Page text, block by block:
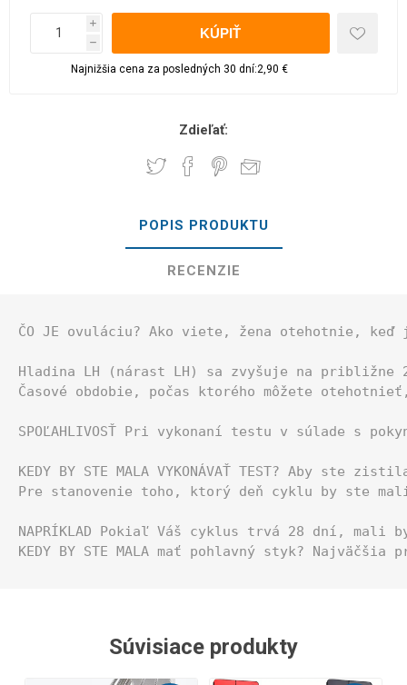
i
h
Najnižšia cena za posledných 30 dní:2,90 €
Zdieľať:
POPIS PRODUKTU
RECENZIE
ČO JE ovuláciu? Ako viete, žena otehotnie, keď
Hladina LH (nárast LH) sa zvyšuje na približne
Časové obdobie, počas ktorého môžete
SPOĽAHLIVOSŤ Pri vykonaní testu v súlade s
KEDY BY STE MALA VYKONÁVAŤ TEST? Aby
Pre stanovenie toho, ktorý deň cyklu by ste
NAPRÍKLAD Pokiaľ Váš cyklus trvá 28 dní, mali
KEDY BY STE MALA mať pohlavný styk?
Súvisiace produkty